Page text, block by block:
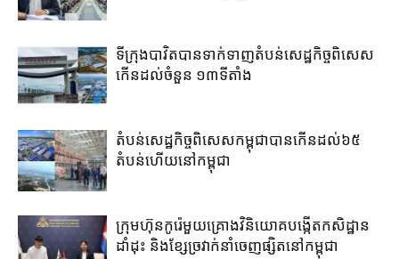
ទីក្រុងបាវិត​បាន​ទាក់​ទាញ​តំបន់​សេដ្ឋកិច្ច​ពិសេស​
កើន​ដល់​ចំនួន ១៣​ទីតាំង​
តំបន់សេដ្ឋកិច្ច​ពិសេស​កម្ពុជា​បាន​កើន​ដល់​៦៥​
តំបន់​ហើយ​នៅ​កម្ពុជា
ក្រុមហ៊ុន​កូរ៉េ​មួយគ្រោង​វិនិយោគ​បង្កើត​កសិដ្ឋាន​
ដាំដុះ​ និង​ខ្សែ​ច្រវាក់​នាំ​ចេញ​ផ្សិត​នៅ​កម្ពុជា​